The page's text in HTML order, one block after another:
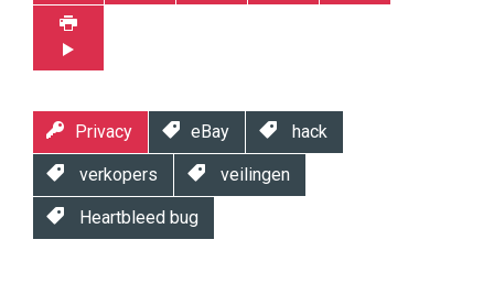
Privacy eBay hack
verkopers veilingen
Heartbleed bug